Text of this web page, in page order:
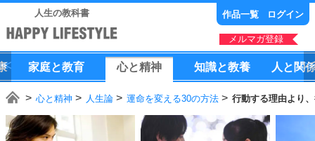
人生の教科書 作品一覧 ログイン
メルマガ登録
家庭と教育 心と精神 知識と教養 人 と 関
心と精神 人生論 運命を変える30の方法 行動する理由より